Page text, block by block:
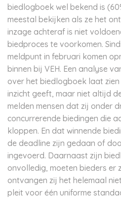
biedlogboek wel bekend is
meestal bekijken als ze het
inzage achteraf is niet
biedproces te voorkomen.
meldpunt in februari komen
binnen bij VEH. Een analyse
over het biedlogboek laat
inzicht geeft, maar niet altijd
melden mensen dat zij onder
concurrerende biedingen die
kloppen. En dat winnende
de deadline zijn gedaan of
ingevoerd. Daarnaast zijn
onvolledig, moeten bieders er
ontvangen zij het helemaal
pleit voor één uniforme